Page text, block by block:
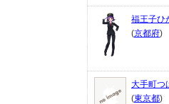
福王子ひ
(京都府)
大手町つ
(東京都)